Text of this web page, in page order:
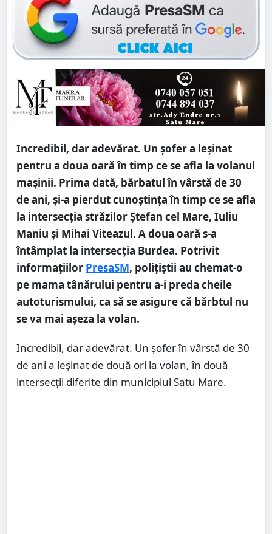
Incredibil, dar adevărat. Un șofer a leșinat
pentru a doua oară în timp ce se afla la volanul
mașinii. Prima dată, bărbatul în vârstă de 30
de ani, și-a pierdut cunoștința în timp ce se afla
la intersecția străzilor Ștefan cel Mare, Iuliu
Maniu și Mihai Viteazul. A doua oară s-a
întâmplat la intersecția Burdea. Potrivit
informațiilor PresaSM, polițiștii au chemat-o
pe mama tânărului pentru a-i preda cheile
autoturismului, ca să se asigure că bărbtul nu
se va mai așeza la volan.
Incredibil, dar adevărat. Un șofer în vârstă de 30
de ani a leșinat de două ori la volan, în două
intersecții diferite din municipiul Satu Mare.